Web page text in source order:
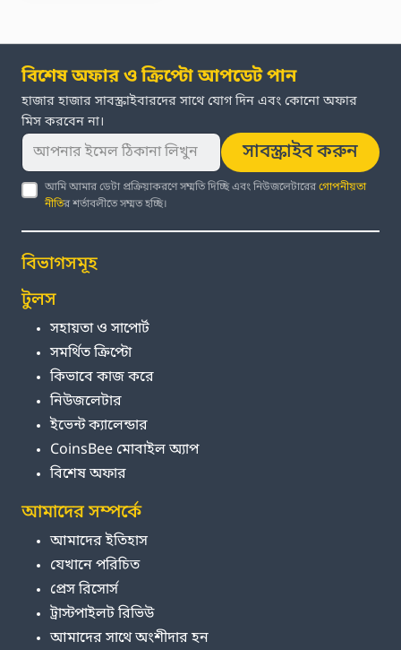
বিশেষ অফার ও ক্রিপ্টো আপডেট পান
হাজার হাজার সাবস্ক্রাইবারদের সাথে যোগ দিন এবং কোনো অফার
মিস করবেন না।
সাবস্ক্রাইব করুন
আমি আমার ডেটা প্রক্রিয়াকরণে সম্মতি দিচ্ছি এবং নিউজলেটারেরগোপনীয়তা
নীতির শর্তাবলীতে সম্মত হচ্ছি।
বিভাগসমূহ
টুলস
সহায়তা ও সাপোর্ট
সমর্থিত ক্রিপ্টো
কিভাবে কাজ করে
নিউজলেটার
ইভেন্ট ক্যালেন্ডার
CoinsBee মোবাইল অ্যাপ
বিশেষ অফার
আমাদের সম্পর্কে
আমাদের ইতিহাস
যেখানে পরিচিত
প্রেস রিসোর্স
ট্রাস্টপাইলট রিভিউ
আমাদের সাথে অংশীদার হন